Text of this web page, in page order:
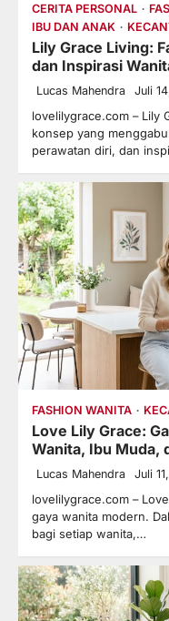
CERITA PERSONAL
IBU DAN ANAK
Lily Grace Living:
dan Inspirasi
Lucas Mahendra Juli
lovelilygrace.com – Lily
konsep yang
perawatan diri, dan
FASHION WANITA
Love Lily Grace:
Wanita, Ibu Muda,
Lucas Mahendra Juli
lovelilygrace.com –
gaya wanita modern.
bagi setiap wanita,…